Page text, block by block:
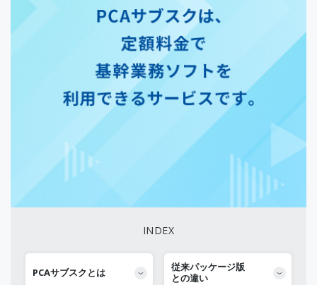
INDEX
PCAサブスクとは
従来パッケージ版
との違い